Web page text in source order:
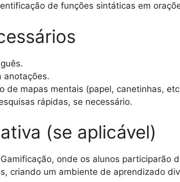
de funções sintáticas em
anotações.
de mapas mentais (papel, canetinhas,
rápidas, se necessário.
(se aplicável)
onde os alunos
criando um ambiente de aprendizado